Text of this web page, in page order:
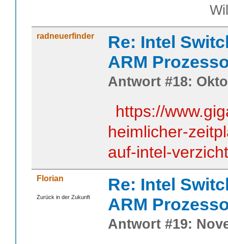
William
radneuerfinder
Re: Intel
ARM
Antwort #18:
https://
heimlicher-
auf-intel-
Florian
Zurück in der Zukunft
Re: Intel
ARM
Antwort #19: